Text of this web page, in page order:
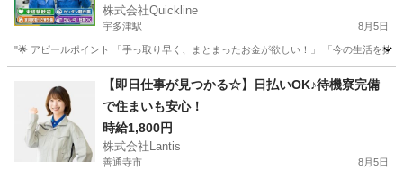
株式会社Quickline
宇多津駅 8月5日
"🌟 アピールポイント 「手っ取り早く、まとまったお金が欲しい！」 「今の生活を抜
宇多津駅 工場 時給
【即日仕事が見つかる☆】日払いOK♪待機寮完備
で住まいも安心！
時給1,800円
株式会社Lantis
善通寺市 8月5日